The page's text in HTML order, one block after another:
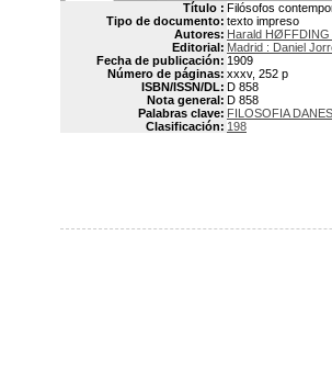
Título : Filósofos
Tipo de documento: texto impreso
Autores: Harald HØFFDING
Editorial: Madrid : Daniel
Fecha de publicación: 1909
Número de páginas: xxxv, 252 p
ISBN/ISSN/DL: D 858
Nota general: D 858
Palabras clave: FILOSOFIA
Clasificación: 198